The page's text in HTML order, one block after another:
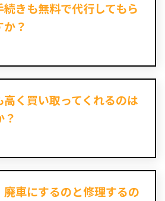
きも無料で代行してもら
？
く買い取ってくれるのは
車にするのと修理するの